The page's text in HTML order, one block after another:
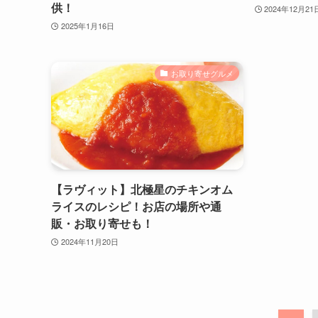
供！
2025年1月16日
2024年12月21
お取り寄せグルメ
【ラヴィット】北極星のチキンオム
ライスのレシピ！お店の場所や通
販・お取り寄せも！
2024年11月20日